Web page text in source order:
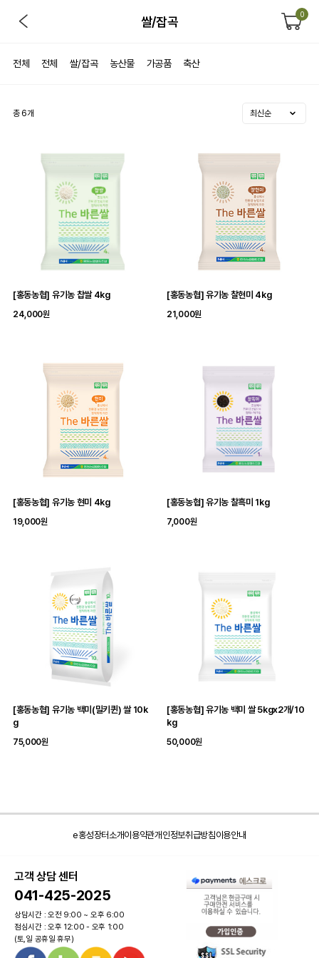
쌀/잡곡 0
전체 전체 쌀/잡곡 농산물 가공품 축산
총 6개
[홍동농협] 유기농 찹쌀 4kg
24,000원
[홍동농협] 유기농 찰현미 4kg
21,000원
[홍동농협] 유기농 현미 4kg
19,000원
[홍동농협] 유기농 찰흑미 1kg
7,000원
[홍동농협] 유기농 백미(밀키퀸) 쌀 10k
g
75,000원
[홍동농협] 유기농 백미 쌀 5kgx2개/10
kg
50,000원
e홍성장터소개이용약관개인정보취급방침이용안내
고객 상담 센터
041-425-2025
상담시간 : 오전 9:00 ~ 오후 6:00
점심시간 : 오후 12:00 - 오후 1:00
(토,일 공휴일 휴무)